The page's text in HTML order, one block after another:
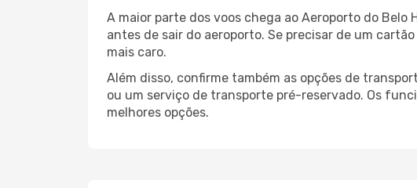
A maior parte dos voos chega ao Aeroporto do
antes de sair do aeroporto. Se precisar de um
mais caro.
Além disso, confirme também as opções de
ou um serviço de transporte pré-reservado. Os
melhores opções.